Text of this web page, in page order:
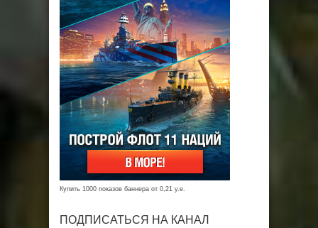
Купить 1000 показов баннера от 0,21 у.е.
ПОДПИСАТЬСЯ НА КАНАЛ